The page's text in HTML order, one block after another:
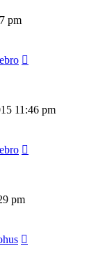
pm
11:46 pm
pm